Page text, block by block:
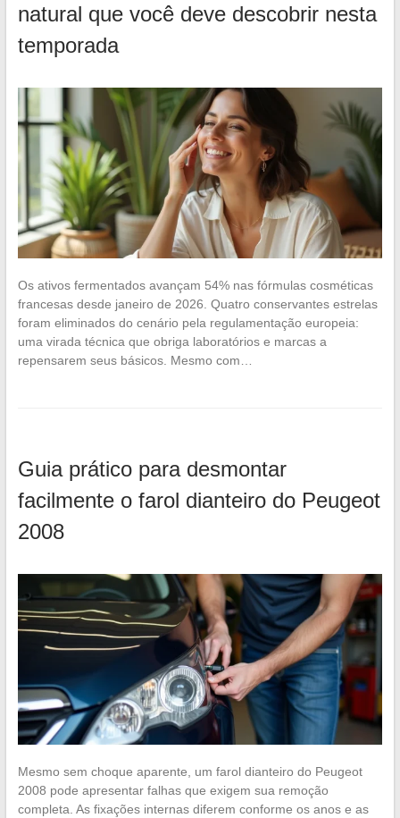
natural que você deve descobrir nesta
temporada
Os ativos fermentados avançam 54% nas fórmulas cosméticas
francesas desde janeiro de 2026. Quatro conservantes estrelas
foram eliminados do cenário pela regulamentação europeia:
uma virada técnica que obriga laboratórios e marcas a
repensarem seus básicos. Mesmo com…
Guia prático para desmontar
facilmente o farol dianteiro do Peugeot
2008
Mesmo sem choque aparente, um farol dianteiro do Peugeot
2008 pode apresentar falhas que exigem sua remoção
completa. As fixações internas diferem conforme os anos e as